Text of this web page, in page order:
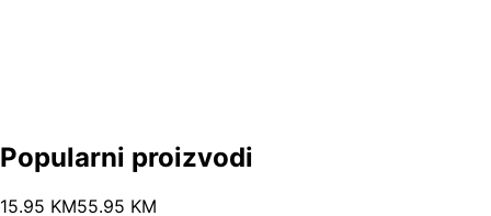
Popularni proizvodi
15.95 KM55.95 KM